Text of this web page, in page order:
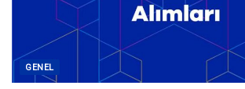
GENEL